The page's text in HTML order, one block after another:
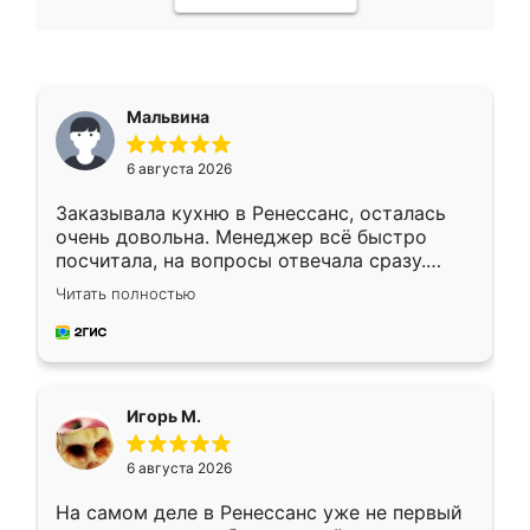
Мальвина
6 августа 2026
Заказывала кухню в Ренессанс, осталась
очень довольна. Менеджер всё быстро
посчитала, на вопросы отвечала сразу.
Замерщик приехал в субботу, подошёл к
делу со всей ответственностью. Собрали
за день, ребята работали аккуратно, даже
Читать полностью
Игорь М.
6 августа 2026
На самом деле в Ренессанс уже не первый